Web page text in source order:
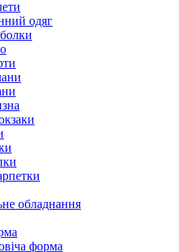
одяг
обладнання
форма